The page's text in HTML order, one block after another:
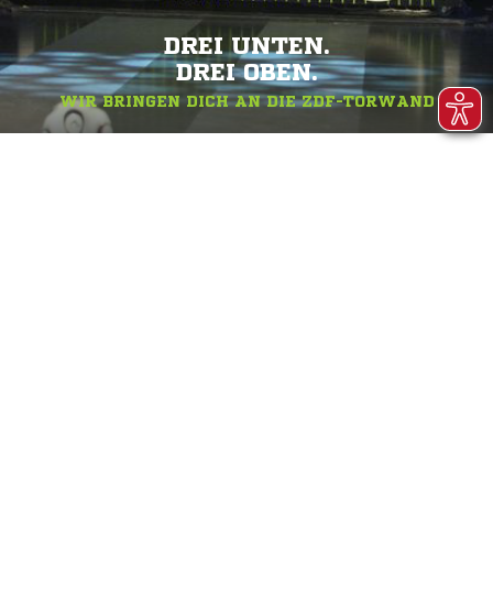
DREI UNTEN.
DREI OBEN.
WIR BRINGEN DICH AN DIE ZDF-TORWAND